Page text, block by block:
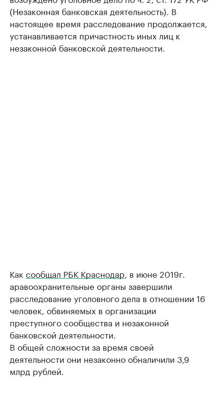
(Незаконная банковская деятельность). В
настоящее время расследование продолжается,
устанавливается причастность иных лиц к
незаконной банковской деятельности.
Как сообщал РБК Краснодар , в июне 2019г.
аравоохранительные органы завершили
расследование уголовного дела в отношении 16
человек, обвиняемых в организации
преступного сообщества и незаконной
банковской деятельности.
В общей сложности за время своей
деятельности они незаконно обналичили 3,9
млрд рублей.